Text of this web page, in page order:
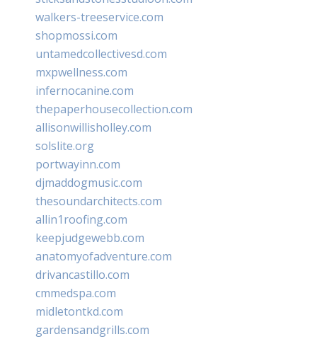
walkers-treeservice.com
shopmossi.com
untamedcollectivesd.com
mxpwellness.com
infernocanine.com
thepaperhousecollection.com
allisonwillisholley.com
solslite.org
portwayinn.com
djmaddogmusic.com
thesoundarchitects.com
allin1roofing.com
keepjudgewebb.com
anatomyofadventure.com
drivancastillo.com
cmmedspa.com
midletontkd.com
gardensandgrills.com